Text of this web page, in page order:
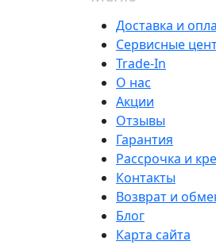
Доставка и
Сервисные
Trade-In
О нас
Акции
Отзывы
Гарантия
Рассрочка и
Контакты
Возврат и
Блог
Карта сайта